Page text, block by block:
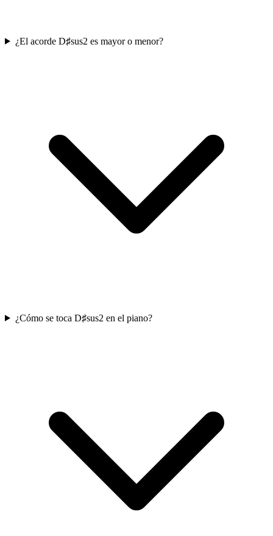
¿El acorde D♯sus2 es mayor o menor?
¿Cómo se toca D♯sus2 en el piano?